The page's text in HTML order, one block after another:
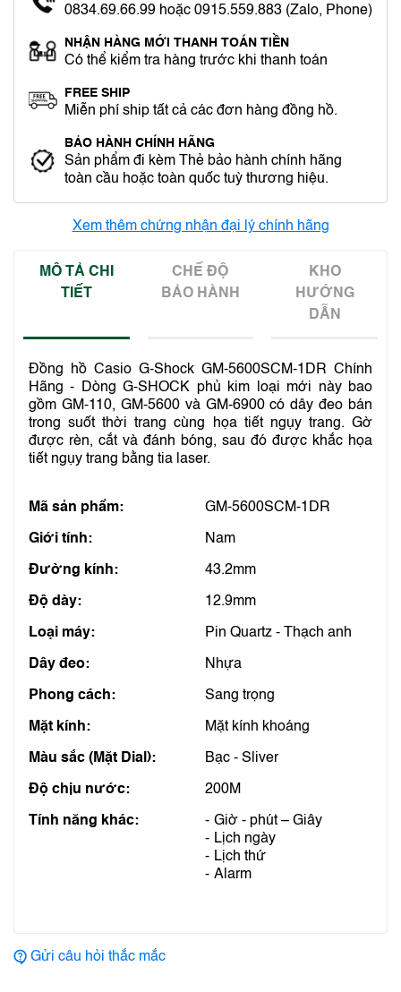
0834.69.66.99 hoặc 0915.559.883 (Zalo, Phone)
NHẬN HÀNG MỚI THANH TOÁN TIỀN
Có thể kiểm tra hàng trước khi thanh toán
FREE SHIP
Miễn phí ship tất cả các đơn hàng đồng hồ.
BẢO HÀNH CHÍNH HÃNG
Sản phẩm đi kèm Thẻ bảo hành chính hãng
toàn cầu hoặc toàn quốc tuỳ thương hiệu.
Xem thêm chứng nhận đại lý chính hãng
MÔ TẢ CHI
TIẾT
CHẾ ĐỘ
BẢO HÀNH
KHO
HƯỚNG
DẪN
Đồng hồ Casio G-Shock GM-5600SCM-1DR Chính
Hãng - Dòng G-SHOCK phủ kim loại mới này bao
gồm GM-110, GM-5600 và GM-6900 có dây đeo bán
trong suốt thời trang cùng họa tiết ngụy trang. Gờ
được rèn, cắt và đánh bóng, sau đó được khắc họa
tiết ngụy trang bằng tia laser.
Mã sản phẩm: GM-5600SCM-1DR
Giới tính: Nam
Đường kính: 43.2mm
Độ dày: 12.9mm
Loại máy: Pin Quartz - Thạch anh
Dây đeo: Nhựa
Phong cách: Sang trọng
Mặt kính: Mặt kính khoáng
Màu sắc (Mặt Dial): Bạc - Sliver
Độ chịu nước: 200M
Tính năng khác:
Giờ - phút – Giây
Lịch ngày
Lịch thứ
Alarm
Gửi câu hỏi thắc mắc